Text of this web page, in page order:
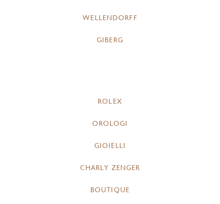
WELLENDORFF
GIBERG
ROLEX
OROLOGI
GIOIELLI
CHARLY ZENGER
BOUTIQUE